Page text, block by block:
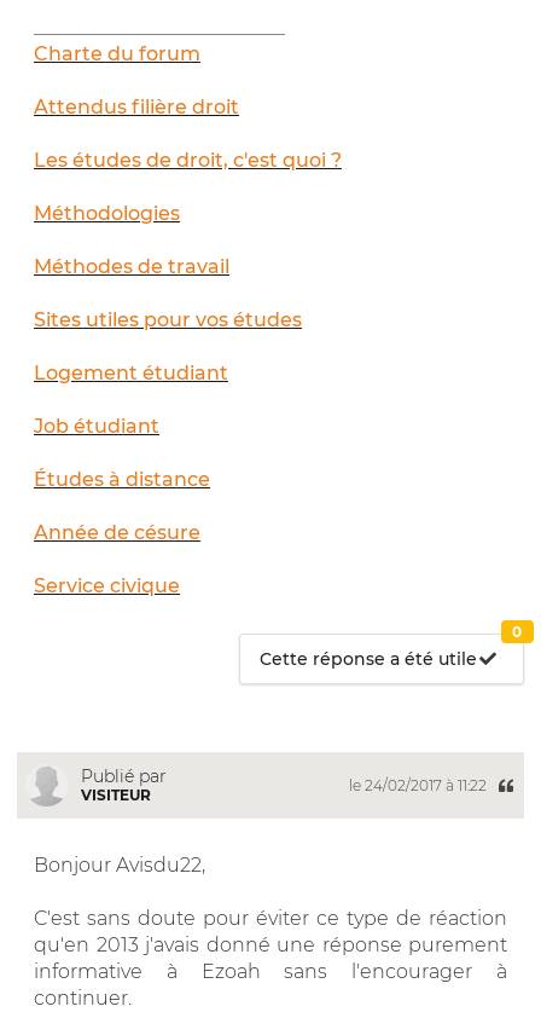
Charte du forum
Attendus filière droit
Les études de droit, c'est quoi ?
Méthodologies
Méthodes de travail
Sites utiles pour vos études
Logement étudiant
Job étudiant
Études à distance
Année de césure
Service civique
Cette réponse a été utile
0
Publié par
VISITEUR
le 24/02/2017 à 11:22
Bonjour Avisdu22,
C'est sans doute pour éviter ce type de réaction
qu'en 2013 j'avais donné une réponse purement
informative à Ezoah sans l'encourager à
continuer.